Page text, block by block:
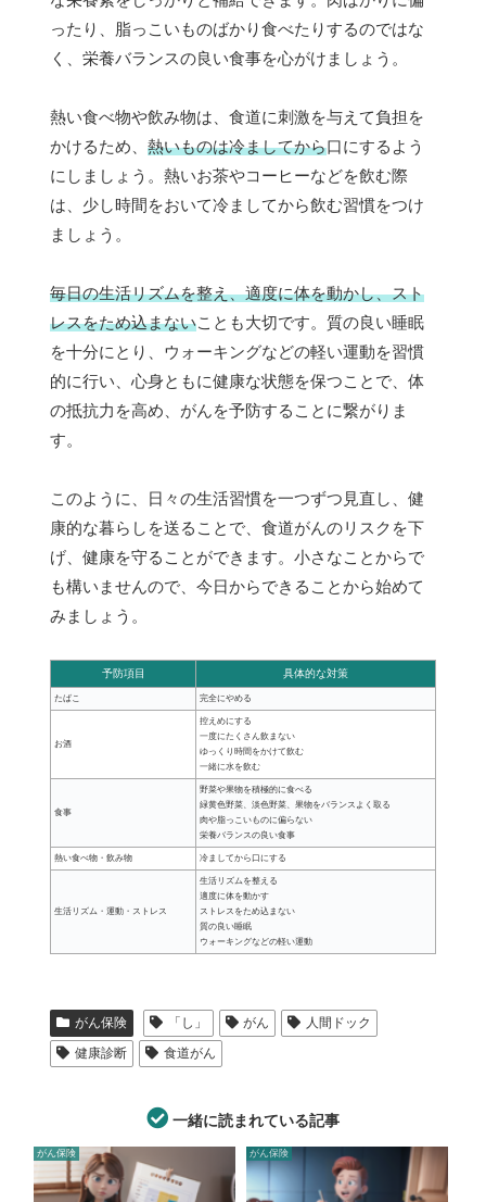
ったり、脂っこいものばかり食べたりするのではな
く、栄養バランスの良い食事を心がけましょう。
熱い食べ物や飲み物は、食道に刺激を与えて負担を
かけるため、 熱いものは冷ましてから口にするよう
にしましょう。熱いお茶やコーヒーなどを飲む際
は、少し時間をおいて冷ましてから飲む習慣をつけ
ましょう。
毎日の生活リズムを整え、適度に体を動かし、スト
レスをため込まないことも大切です。質の良い睡眠
を十分にとり、ウォーキングなどの軽い運動を習慣
的に行い、心身ともに健康な状態を保つことで、体
の抵抗力を高め、がんを予防することに繋がりま
す。
このように、日々の生活習慣を一つずつ見直し、健
康的な暮らしを送ることで、食道がんのリスクを下
げ、健康を守ることができます。小さなことからで
も構いませんので、今日からできることから始めて
みましょう。
予防項目 具体的な対策
たばこ 完全にやめる
お酒
控えめにする
一度にたくさん飲まない
ゆっくり時間をかけて飲む
一緒に水を飲む
食事
野菜や果物を積極的に食べる
緑黄色野菜、淡色野菜、果物をバランスよく取る
肉や脂っこいものに偏らない
栄養バランスの良い食事
熱い食べ物・飲み物 冷ましてから口にする
生活リズム・運動・ストレス
生活リズムを整える
適度に体を動かす
ストレスをため込まない
質の良い睡眠
ウォーキングなどの軽い運動
がん保険 「し」 がん
人間ドック
健康診断
食道がん
一緒に読まれている記事
がん保険 がん保険